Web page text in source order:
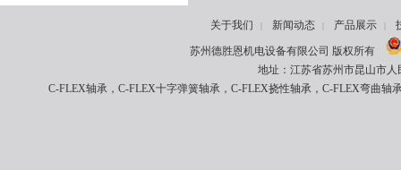
关于我们 新闻动态 产品展示
苏州德胜恩机电设备有限公司 版权所有
地址：江苏省苏州市昆山市人
C-FLEX轴承，C-FLEX十字弹簧轴承，C-FLEX挠性轴承，C-FLEX弯曲